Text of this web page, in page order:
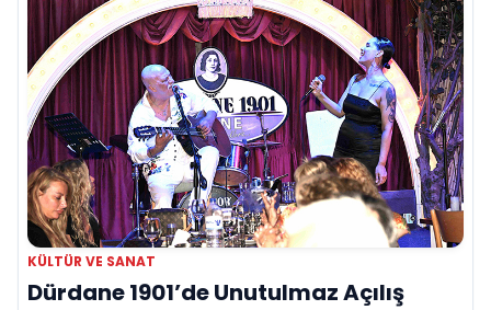
KÜLTÜR VE SANAT
Dürdane 1901’de Unutulmaz Açılış